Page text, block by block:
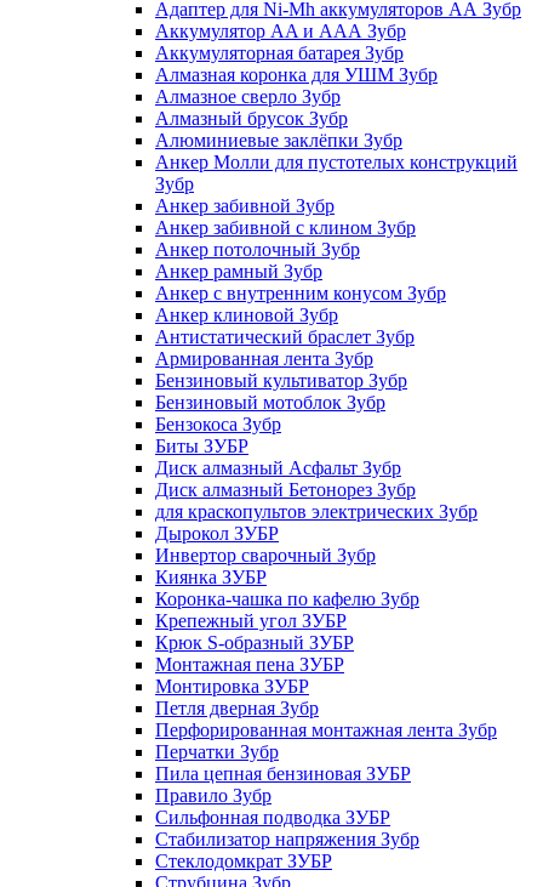
Адаптер для Ni-Mh аккумуляторов АА Зубр
Аккумулятор AA и ААА Зубр
Аккумуляторная батарея Зубр
Алмазная коронка для УШМ Зубр
Алмазное сверло Зубр
Алмазный брусок Зубр
Алюминиевые заклёпки Зубр
Анкер Молли для пустотелых конструкций
Зубр
Анкер забивной Зубр
Анкер забивной с клином Зубр
Анкер потолочный Зубр
Анкер рамный Зубр
Анкер с внутренним конусом Зубр
Анкер клиновой Зубр
Антистатический браслет Зубр
Армированная лента Зубр
Бензиновый культиватор Зубр
Бензиновый мотоблок Зубр
Бензокоса Зубр
Биты ЗУБР
Диск алмазный Асфальт Зубр
Диск алмазный Бетонорез Зубр
для краскопультов электрических Зубр
Дырокол ЗУБР
Инвертор сварочный Зубр
Киянка ЗУБР
Коронка-чашка по кафелю Зубр
Крепежный угол ЗУБР
Крюк S-образный ЗУБР
Монтажная пена ЗУБР
Монтировка ЗУБР
Петля дверная Зубр
Перфорированная монтажная лента Зубр
Перчатки Зубр
Пила цепная бензиновая ЗУБР
Правило Зубр
Сильфонная подводка ЗУБР
Стабилизатор напряжения Зубр
Стеклодомкрат ЗУБР
Струбцина Зубр